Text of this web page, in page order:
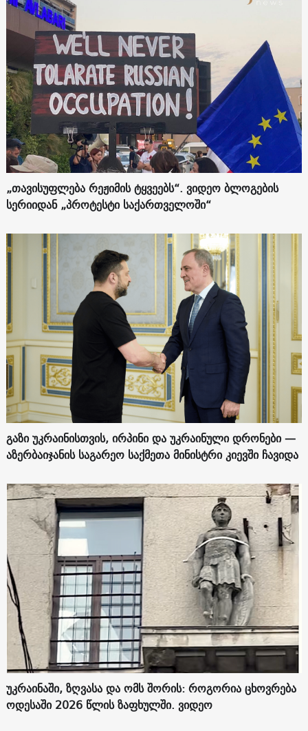
„თავისუფლება რეჟიმის ტყვეებს“. ვიდეო ბლოგების
სერიიდან „პროტესტი საქართველოში“
გაზი უკრაინისთვის, ირპინი და უკრაინული დრონები —
აზერბაიჯანის საგარეო საქმეთა მინისტრი კიევში ჩავიდა
უკრაინაში, ზღვასა და ომს შორის: როგორია ცხოვრება
ოდესაში 2026 წლის ზაფხულში. ვიდეო